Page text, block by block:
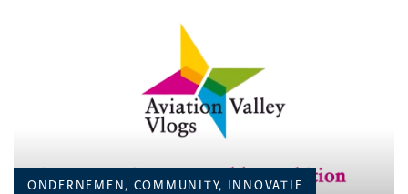
ONDERNEMEN, COMMUNITY, INNOVATIE